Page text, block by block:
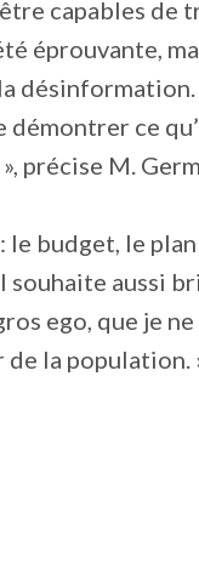
capables de
éprouvante,
ce
précise M.
le budget, le
souhaite aussi
ego, que je
de la